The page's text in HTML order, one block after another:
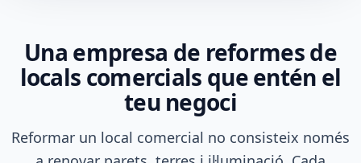
Una empresa de reformes de
locals comercials que entén el
teu negoci
Reformar un local comercial no consisteix només